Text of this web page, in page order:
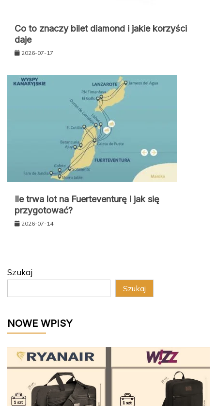
Co to znaczy bilet diamond i jakie korzyści
daje
2026-07-17
Ile trwa lot na Fuerteventurę i jak się
przygotować?
2026-07-14
Szukaj
Szukaj
NOWE WPISY